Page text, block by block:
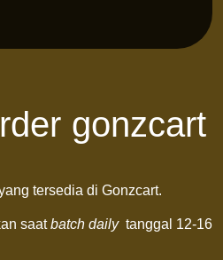
gonzcart
tersedia di Gonzcart.
saatbatch dailytanggal 12-16